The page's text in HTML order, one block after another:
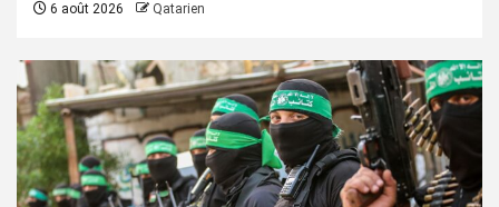
6 août 2026 Qatarien